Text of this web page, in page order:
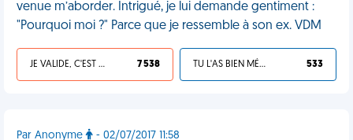
venue m’aborder. Intrigué, je lui demande gentiment :
"Pourquoi moi ?" Parce que je ressemble à son ex. VDM
JE VALIDE, C'EST UNE VDM 7 538 TU L'AS BIEN MÉRITÉ 533
Par Anonyme - 02/07/2017 11:58